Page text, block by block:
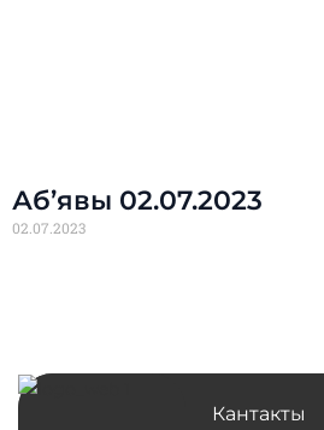
Аб’явы 02.07.2023
02.07.2023
Кантакты